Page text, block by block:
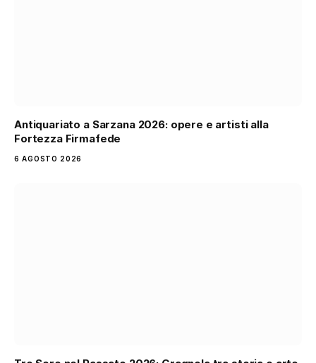
Antiquariato a Sarzana 2026: opere e artisti alla
Fortezza Firmafede
6 AGOSTO 2026